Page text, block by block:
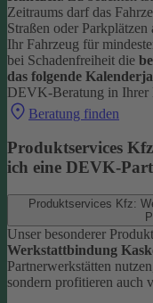
Zeitraums darf das
Straßen oder Parkplätzen
Ihr Fahrzeug für
bei Schadenfreiheit die
das folgende
DEVK-Beratung in Ihrer
Beratung finden
Produktservices
ich eine DEVK-
Produktservices Kfz:
Unser besonderer
Werkstattbindung
Partnerwerkstätten
sondern profitieren auch